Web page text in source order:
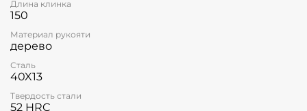
Длина клинка
150
Материал рукояти
дерево
Сталь
40X13
Твердость стали
52 HRC